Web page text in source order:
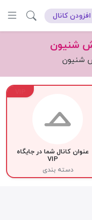
افزودن کانال
شنیون
شنیون
عنوان کانال شما در جایگاه
VIP
دسته بندی